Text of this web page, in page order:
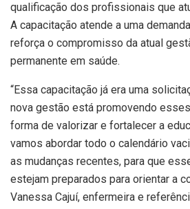
qualificação dos profissionais que
A capacitação atende a uma
reforça o compromisso da atual
permanente em saúde.
“Essa capacitação já era uma
nova gestão está promovendo
forma de valorizar e fortalecer a
vamos abordar todo o calendário
as mudanças recentes, para que
estejam preparados para orientar a
Vanessa Cajuí, enfermeira e